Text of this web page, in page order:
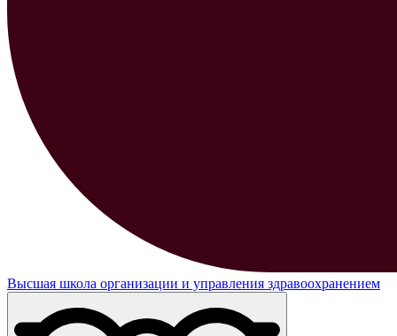
Высшая школа организации и управления здравоохранением